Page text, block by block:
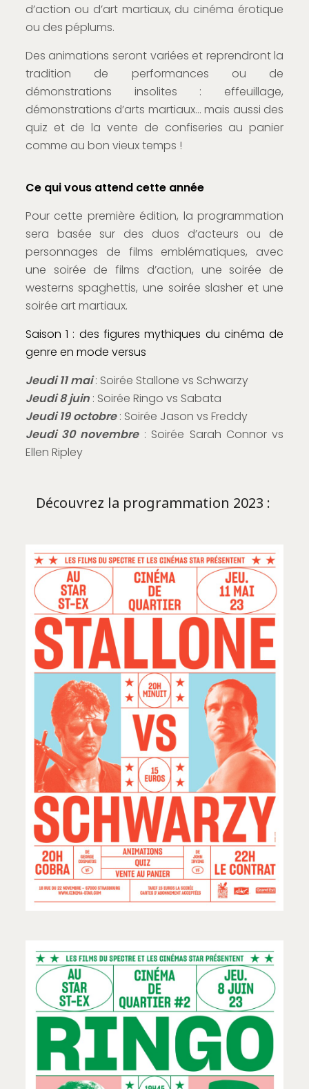
d’action ou d’art martiaux, du cinéma érotique
ou des péplums.
Des animations seront variées et reprendront la
tradition de performances ou de
démonstrations insolites : effeuillage,
démonstrations d’arts martiaux… mais aussi des
quiz et de la vente de confiseries au panier
comme au bon vieux temps !
Ce qui vous attend cette année
Pour cette première édition, la programmation
sera basée sur des duos d’acteurs ou de
personnages de films emblématiques, avec
une soirée de films d’action, une soirée de
westerns spaghettis, une soirée slasher et une
soirée art martiaux.
Saison 1 : des figures mythiques du cinéma de
genre en mode versus
Jeudi 11 mai : Soirée Stallone vs Schwarzy
Jeudi 8 juin: Soirée Ringo vs Sabata
Jeudi 19 octobre : Soirée Jason vs Freddy
Jeudi 30 novembre : Soirée Sarah Connor vs
Ellen Ripley
Découvrez la programmation 2023 :